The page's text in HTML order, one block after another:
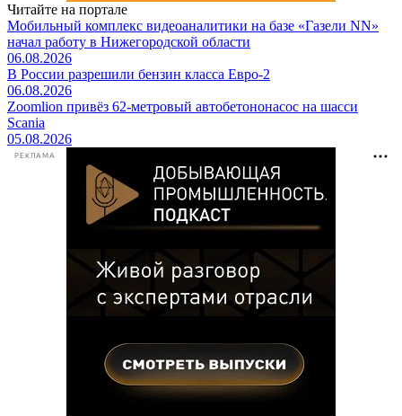
Читайте на портале
Мобильный комплекс видеоаналитики на базе «Газели NN»
начал работу в Нижегородской области
06.08.2026
В России разрешили бензин класса Евро-2
06.08.2026
Zoomlion привёз 62-метровый автобетононасос на шасси
Scania
05.08.2026
РЕКЛАМА